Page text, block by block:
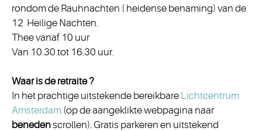
rondom de Rauhnachten ( heidense benaming) van de
12 Heilige Nachten.
Thee vanaf 10 uur
Van 10.30 tot 16.30 uur.
Waar is de retraite ?
In het prachtige uitstekende bereikbare Lichtcentrum
Amsterdam (op de aangeklikte webpagina naar
benedenscrollen). Gratis parkeren en uitstekend